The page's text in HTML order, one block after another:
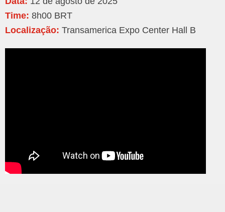
Time: 8h00 BRT
Localização: Transamerica Expo Center Hall B